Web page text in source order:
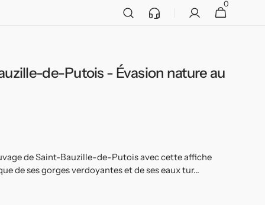
Service
client
Panier
0
0 article
Ouvrir
2
galerie
de-Putois - Évasion nature au
de Saint-Bauzille-de-Putois avec cette affiche
de ses gorges verdoyantes et de ses eaux tur...